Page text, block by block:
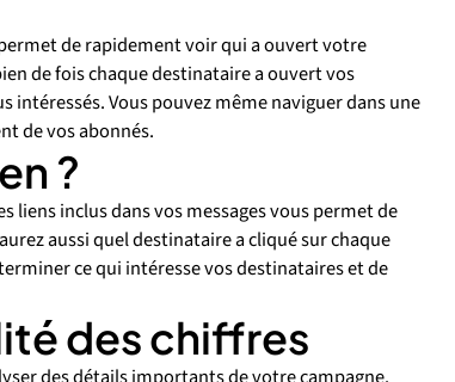
de rapidement voir qui a ouvert votre
de fois chaque destinataire a ouvert vos
intéressés. Vous pouvez même naviguer dans une
de vos abonnés.
?
liens inclus dans vos messages vous permet de
aussi quel destinataire a cliqué sur chaque
ce qui intéresse vos destinataires et de
des chiffres